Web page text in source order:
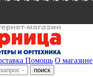
Помощь О магазине